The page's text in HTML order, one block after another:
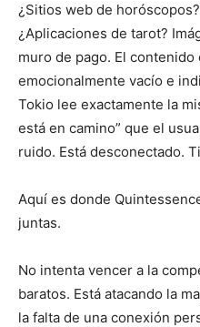
¿Sitios web de
¿Aplicaciones de tarot?
muro de pago. El
emocionalmente vacío e
Tokio lee exactamente la
está en camino” que el
ruido. Está desconectado.
Aquí es donde
juntas.
No intenta vencer a la
baratos. Está atacando la
la falta de una conexión